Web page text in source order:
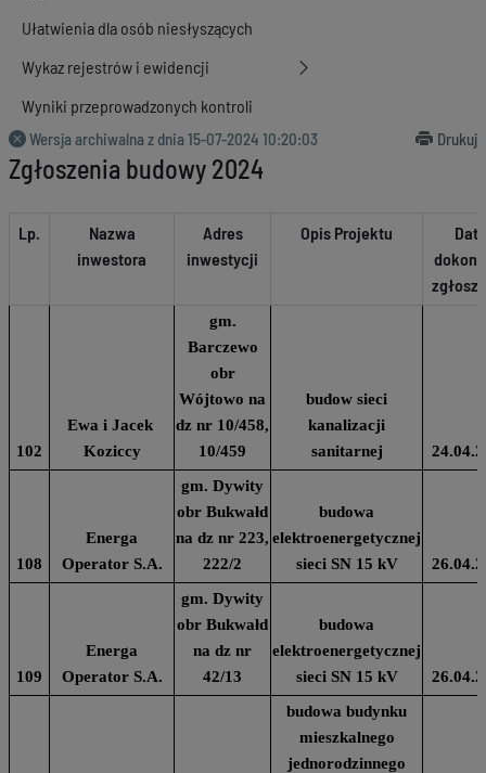
Ułatwienia dla osób niesłyszących
Wykaz rejestrów i ewidencji
Wyniki przeprowadzonych kontroli
Wersja archiwalna z dnia 15-07-2024 10:20:03 Drukuj
Zgłoszenia budowy 2024
Lp.
Nazwa
inwestora
Adres
inwestycji
Opis Projektu
Data
102
Ewa i Jacek
Koziccy
gm.
Barczewo
obr
Wójtowo na
dz nr 10/458,
10/459
budow sieci
kanalizacji
sanitarnej
108
Energa
Operator S.A.
gm. Dywity
obr Bukwałd
na dz nr 223,
222/2
budowa
elektroenergetycznej
sieci SN 15 kV
109
Energa
Operator S.A.
gm. Dywity
obr Bukwałd
na dz nr
42/13
budowa
elektroenergetycznej
sieci SN 15 kV
budowa budynku
mieszkalnego
jednorodzinnego